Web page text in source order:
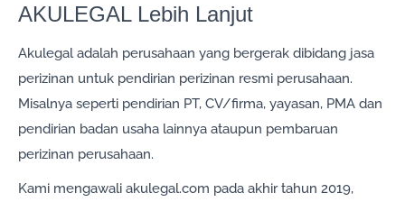
AKULEGAL Lebih Lanjut
Akulegal adalah perusahaan yang bergerak dibidang jasa
perizinan untuk pendirian perizinan resmi perusahaan.
Misalnya seperti pendirian PT, CV/firma, yayasan, PMA dan
pendirian badan usaha lainnya ataupun pembaruan
perizinan perusahaan.
Kami mengawali akulegal.com pada akhir tahun 2019,